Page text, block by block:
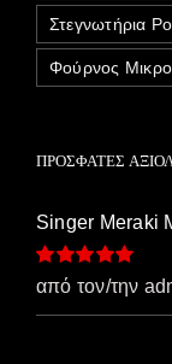
Στεγνωτήρια
Φούρνος
ΠΡΌΣΦΑΤΕΣ
Singer Meraki
Βαθμολογήθηκε
από τον/την